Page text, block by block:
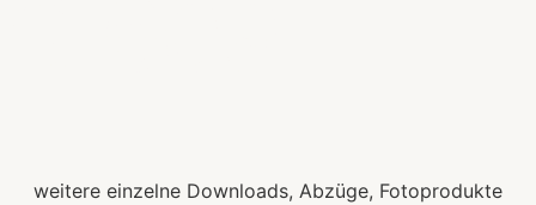
weitere einzelne Downloads, Abzüge, Fotoprodukte